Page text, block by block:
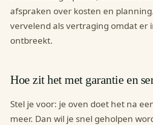
afspraken over kosten en
vervelend als vertraging omdat er
ontbreekt.
Hoe zit het met garantie en
Stel je voor: je oven doet het na
meer. Dan wil je snel geholpen